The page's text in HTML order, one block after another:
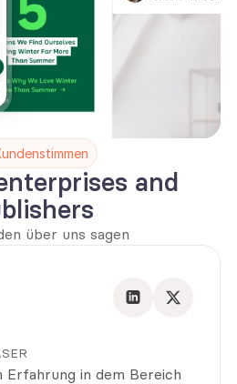
and
über uns sagen
Erfahrung in dem Bereich